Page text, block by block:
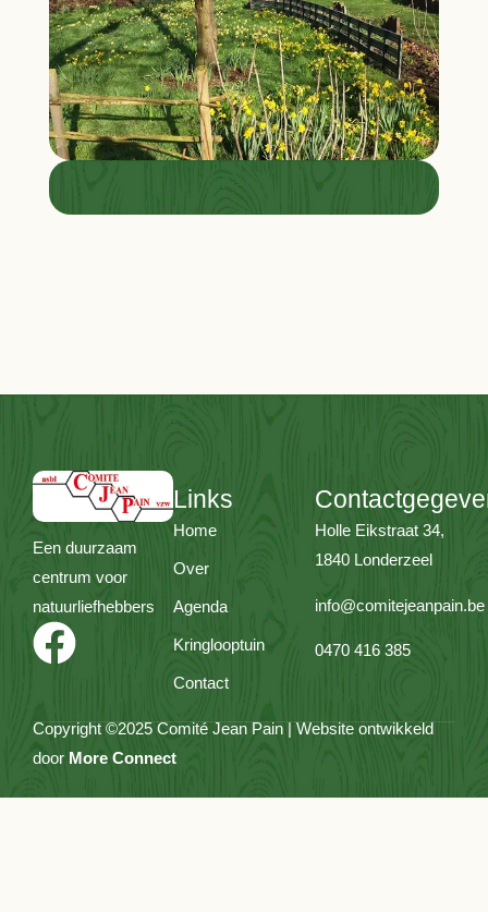
Een duurzaam
centrum voor
natuurliefhebbers
Links
Home
Over
Agenda
Kringlooptuin
Contact
Holle Eikstraat 34,
1840 Londerzeel
info@comitejeanpain.be
0470 416 385
Copyright ©2025 Comité Jean Pain | Website ontwikkeld
door More Connect